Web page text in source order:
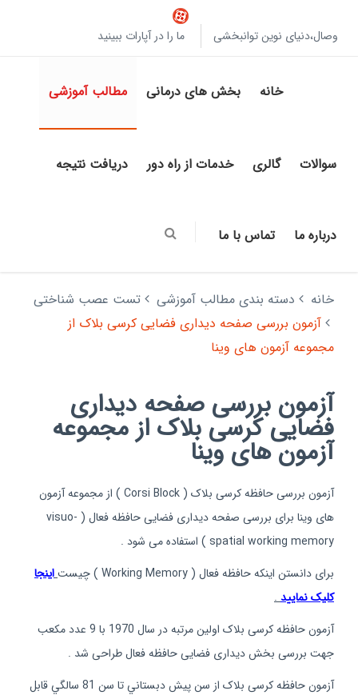
وصال،دنیای نوین توانبخشی ما را در آپارات ببینید
خانه بخش های درمانی مطالب آموزشی
سوالات گالری خدمات از راه دور دریافت نتیجه
درباره ما تماس با ما
خانه دسته بندی مطالب آموزشی
تست عصب شناختی
آزمون بررسی صفحه دیداری فضایی کرسی بلاک از
مجموعه آزمون های وینا
آزمون بررسی صفحه دیداری
فضایی کرسی بلاک از مجموعه
آزمون های وینا
آزمون بررسی حافظه کرسی بلاک ( Corsi Block ) از مجموعه آزمون
های وینا برای بررسی صفحه دیداری فضایی حافظه فعال ( visuo-
spatial working memory ) استفاده می شود .
برای دانستن اینکه حافظه فعال ( Working Memory ) چیست
اینجا
کلیک نمایید.
آزمون حافظه کرسی بلاک اولین مرتبه در سال 1970 با 9 عدد مکعب
جهت بررسی بخش دیداری فضایی حافظه فعال طراحی شد .
آزمون حافظه کرسی بلاک از سن پيش دبستاني تا سن 81 سالگي قابل